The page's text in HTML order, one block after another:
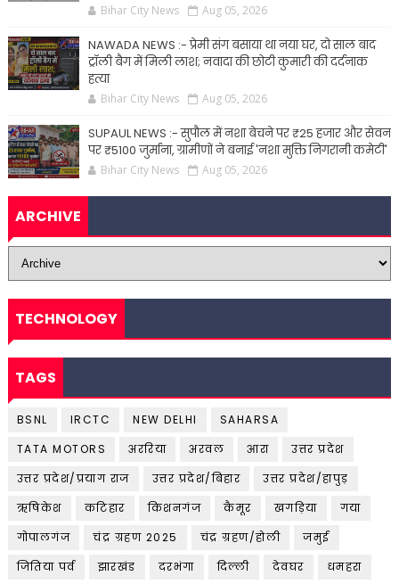
Bihar City News Aug 05, 2026
NAWADA NEWS :- प्रेमी संग बसाया था नया घर, दो साल बाद
ट्रॉली बैग में मिली लाश; नवादा की छोटी कुमारी की दर्दनाक
हत्या
Bihar City News Aug 05, 2026
SUPAUL NEWS :- सुपौल में नशा बेचने पर ₹25 हजार और सेवन
पर ₹5100 जुर्माना, ग्रामीणों ने बनाई 'नशा मुक्ति निगरानी कमेटी'
Bihar City News Aug 05, 2026
ARCHIVE
TECHNOLOGY
TAGS
BSNL IRCTC NEW DELHI
SAHARSA
TATA MOTORS
अररिया अरवल आरा
उत्तर प्रदेश
उत्तर प्रदेश/प्रयाग राज
उत्तर प्रदेश/बिहार
उत्तर प्रदेश/हापुड़
ऋषिकेश
कटिहार किशनगंज कैमूर खगड़िया
गया
गोपालगंज
चंद्र ग्रहण 2025 चंद्र ग्रहण/होली
जमुई
जितिया पर्व
झारखंड दरभंगा दिल्ली देवघर
धमहरा